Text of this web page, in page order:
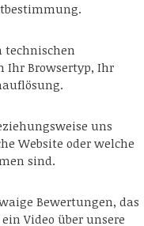
technischen
Ihr Browsertyp, Ihr
uns
Website oder welche
sind.
Bewertungen, das
Video über unsere